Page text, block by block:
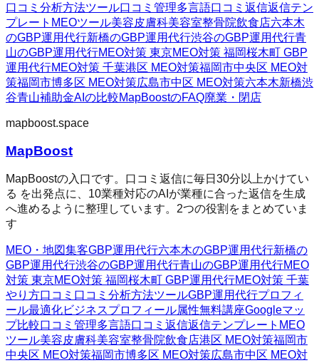
口コミ分析方法ツール口コミ管理多言語口コミ返信返信テン
プレート MEOツール美容皮膚科美容室整骨院飲食店六本木
のGBP運用代行新橋のGBP運用代行渋谷のGBP運用代行青
山のGBP運用代行MEO対策 東京MEO対策 福岡桜木町 GBP
運用代行MEO対策 千葉港区 MEO対策福岡市中央区 MEO対
策福岡市博多区 MEO対策広島市中区 MEO対策六本木新橋渋
谷青山補助金AIの比較MapBoostのFAQ廃業・閉店
mapboost.space
MapBoost
MapBoostの入口です。口コミ返信に毎日30分以上かけてい
る を出発点に、10業種対応のAIが業種に合った返信を生成
へ進めるように整理しています。2つの役割をまとめていま
す
MEO・地図集客GBP運用代行六本木のGBP運用代行新橋の
GBP運用代行渋谷のGBP運用代行青山のGBP運用代行MEO
対策 東京MEO対策 福岡桜木町 GBP運用代行MEO対策 千葉
やり方口コミ 口コミ分析方法ツールGBP運用代行プロフィ
ール最適化ビジネスプロフィール属性無料講座Googleマッ
プ比較口コミ管理多言語口コミ返信返信テンプレート MEO
ツール美容皮膚科美容室整骨院飲食店港区 MEO対策福岡市
中央区 MEO対策福岡市博多区 MEO対策広島市中区 MEO対